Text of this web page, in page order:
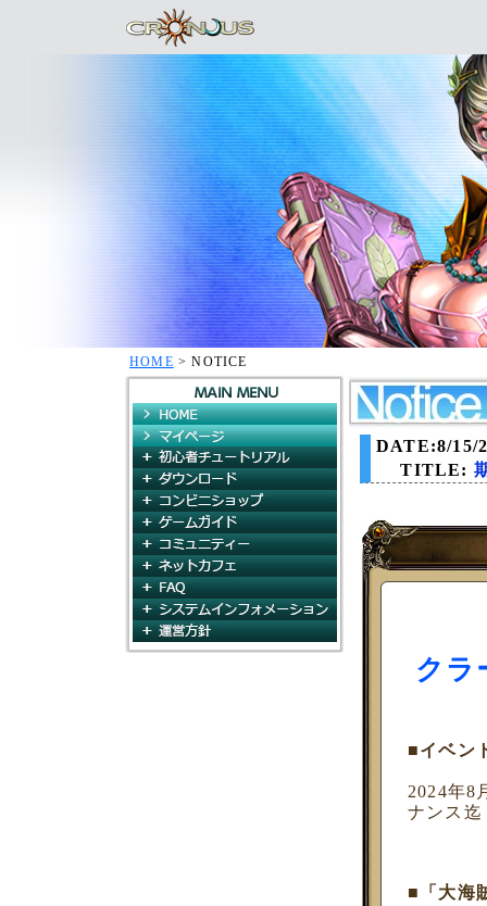
HOME > NOTICE
HOME
マイページ
初心者チュートリアル
ダウンロード
ゲームガイド
コミュニティ
ネットカフェ
DATE:8/15/
TITLE:
クラ
■イベン
2024年8
ナンス迄
■「大海